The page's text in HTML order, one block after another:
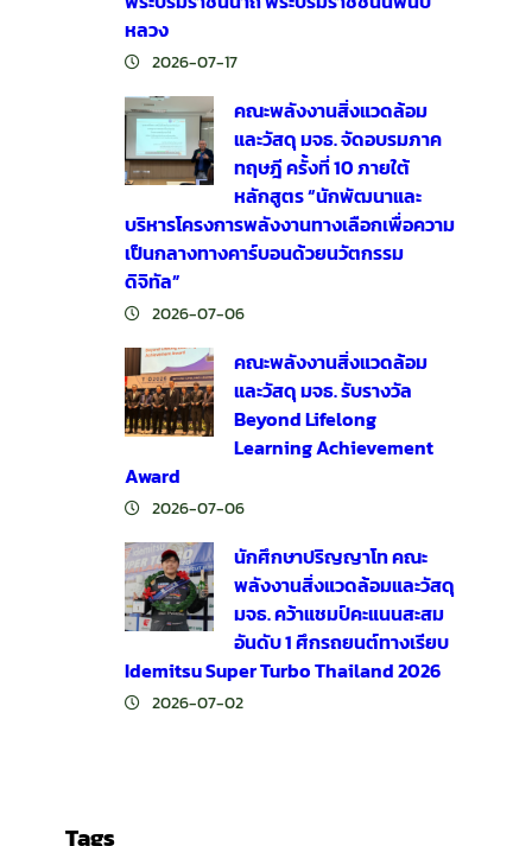
หลวง
2026-07-17
คณะพลังงานสิ่งแวดล้อม
และวัสดุ มจธ. จัดอบรมภาค
ทฤษฎี ครั้งที่ 10 ภายใต้
หลักสูตร “นักพัฒนาและ
บริหารโครงการพลังงานทางเลือกเพื่อความ
เป็นกลางทางคาร์บอนด้วยนวัตกรรม
ดิจิทัล”
2026-07-06
คณะพลังงานสิ่งแวดล้อม
และวัสดุ มจธ. รับรางวัล
Beyond Lifelong
Learning Achievement
Award
2026-07-06
นักศึกษาปริญญาโท คณะ
พลังงานสิ่งแวดล้อมและวัสดุ
มจธ. คว้าแชมป์คะแนนสะสม
อันดับ 1 ศึกรถยนต์ทางเรียบ
Idemitsu Super Turbo Thailand 2026
2026-07-02
Tags